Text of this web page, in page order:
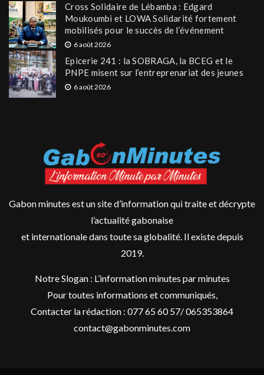
Cross Solidaire de Lébamba : Edgard
Moukoumbi et LOWA Solidarité fortement
mobilisés pour le succès de l’événement
6 août 2026
Epicerie 241 : la SOBRAGA, la BCEG et le
PNPE misent sur l’entreprenariat des jeunes
6 août 2026
Gabon minutes est un site d’information qui traite et décrypte
l’actualité gabonaise
et internationale dans toute sa globalité. Il existe depuis
2019.
Notre Slogan : L’information minutes par minutes
Pour toutes informations et communiqués,
Contacter la rédaction : 077 65 60 57/ 065353864
contact@gabonminutes.com